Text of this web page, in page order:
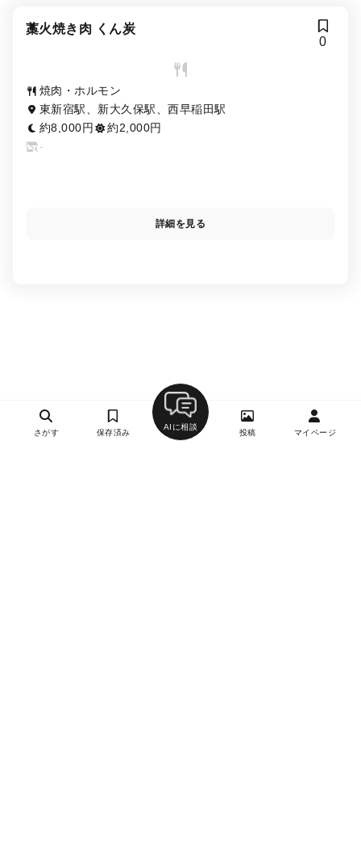
藁火焼き肉 くん炭
0
焼肉・ホルモン
東新宿駅、新大久保駅、西早稲田駅
約8,000円
約2,000円
-
詳細を見る
さがす 保存済み
AIに相談
投稿 マイページ